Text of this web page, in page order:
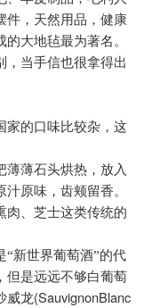
件，天然用品，健康
大地毡最为著名。
，当手信也很拿得出
家的口味比较杂，这
薄薄石头烘热，放入
原味，齿颊留香。
肉、芝士这类传统的
“新世界葡萄酒”的代
但是远远不够白葡萄
威龙(SauvignonBlanc